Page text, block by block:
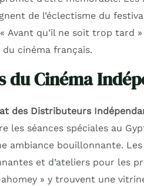
de l’éclectisme du
Avant qu’il ne soit trop tard
cinéma français.
du Cinéma
des Distributeurs
les séances spéciales au
ambiance bouillonnante.
et d’ateliers pour les
» y trouvent une